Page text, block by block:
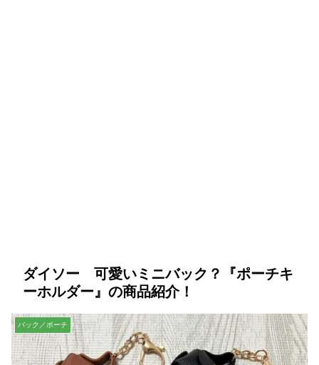
ダイソー 可愛いミニバック？『ポーチキ
ーホルダー』の商品紹介！
バック／ポーチ